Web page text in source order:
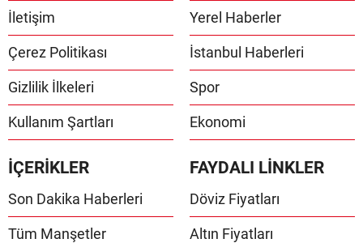
İletişim
Çerez Politikası
Gizlilik İlkeleri
Kullanım Şartları
Yerel Haberler
İstanbul Haberleri
Spor
Ekonomi
İÇERİKLER
Son Dakika Haberleri
Tüm Manşetler
FAYDALI LİNKLER
Döviz Fiyatları
Altın Fiyatları